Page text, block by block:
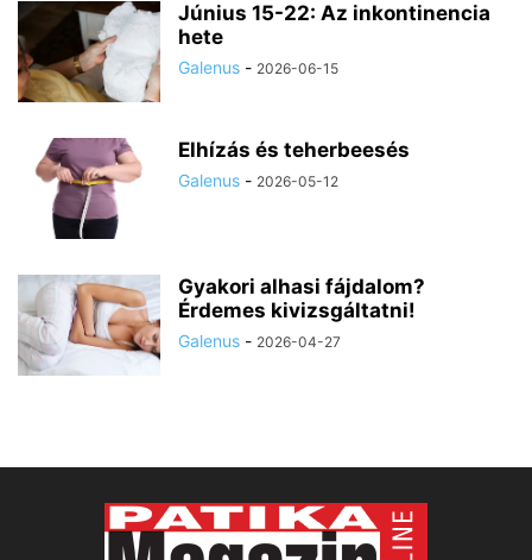
Június 15-22: Az inkontinencia
hete
Galenus - 2026-06-15
Elhízás és teherbeesés
Galenus - 2026-05-12
Gyakori alhasi fájdalom?
Érdemes kivizsgáltatni!
Galenus - 2026-04-27